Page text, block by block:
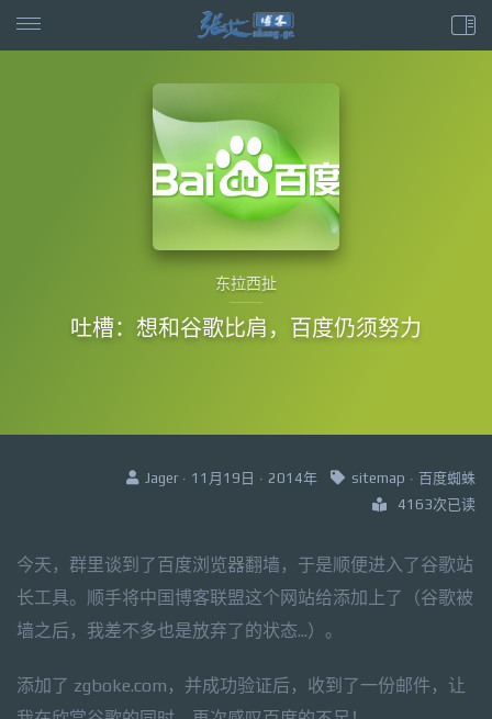
东拉西扯
吐槽：想和谷歌比肩，百度仍须努力
Jager · 11月19日 · 2014年 sitemap · 百度蜘蛛
4163次已读
今天，群里谈到了百度浏览器翻墙，于是顺便进入了谷歌站
长工具。顺手将中国博客联盟这个网站给添加上了（谷歌被
墙之后，我差不多也是放弃了的状态...）。
添加了 zgboke.com，并成功验证后，收到了一份邮件，让